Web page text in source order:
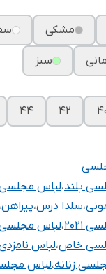
مشکی
سبز
42
44
بلند،لباس
،سلدا درس،پیراهن،
۲۰۲۱
،لباس مجلسی
خاص،لباس
زنانه،لباس